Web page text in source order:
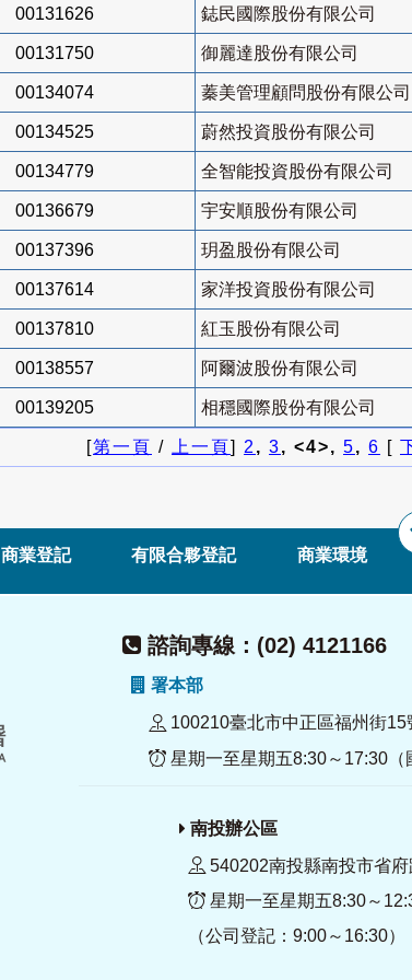
00131626 鋕民國際股份有限公司
00131750 御麗達股份有限公司
00134074 蓁美管理顧問股份有限公司
00134525 蔚然投資股份有限公司
00134779 全智能投資股份有限公司
00136679 宇安順股份有限公司
00137396 玥盈股份有限公司
00137614 家洋投資股份有限公司
00137810 紅玉股份有限公司
00138557 阿爾波股份有限公司
00139205 相穩國際股份有限公司
[第一頁 / 上一頁] 2, 3, <4>, 5, 6 [
商業登記 有限合夥登記 商業環境
諮詢專線：(02) 4121166
署本部
100210臺北市中正區福州街15
星期一至星期五8:30～17:30（
南投辦公區
540202南投縣南投市省府
星期一至星期五8:30～
（公司登記：9:00～16:30）